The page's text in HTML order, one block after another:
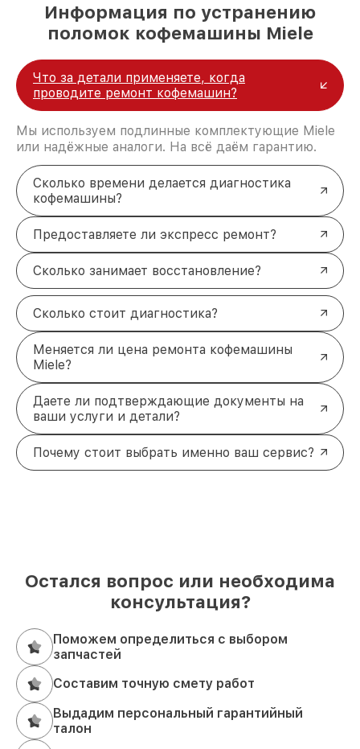
и лояльности наших клиентов.
Информация по устранению
поломок кофемашины Miele
Что за детали применяете, когда
проводите ремонт кофемашин?
Мы используем подлинные комплектующие Miele
или надёжные аналоги. На всё даём гарантию.
Сколько времени делается диагностика
кофемашины?
Предоставляете ли экспресс ремонт?
Сколько занимает восстановление?
Сколько стоит диагностика?
Меняется ли цена ремонта кофемашины
Miele?
Даете ли подтверждающие документы на
ваши услуги и детали?
Почему стоит выбрать именно ваш сервис?
Остался вопрос или необходима
консультация?
Поможем определиться с выбором
запчастей
Составим точную смету работ
Выдадим персональный гарантийный
талон